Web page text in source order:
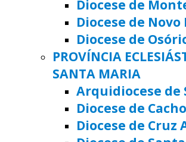
Diocese de
Diocese de
Diocese de
PROVÍNCIA
SANTA MARIA
Arquidiocese de
Diocese de
Diocese de Cruz